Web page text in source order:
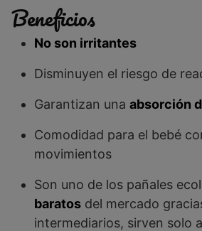
Beneficios
No son irritantes
Disminuyen el riesgo de
Garantizan una absorción
Comodidad para el bebé
movimientos
Son uno de los pañales
baratos del mercado
intermediarios, sirven solo